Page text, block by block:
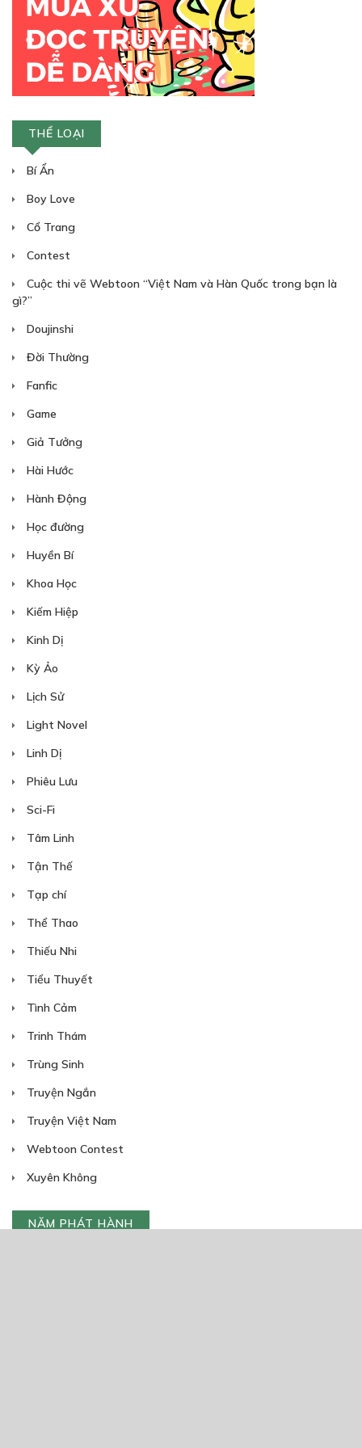
THỂ LOẠI
Bí Ẩn
Boy Love
Cổ Trang
Contest
Cuộc thi vẽ Webtoon “Việt Nam và Hàn Quốc trong bạn là
gì?”
Doujinshi
Đời Thường
Fanfic
Game
Giả Tưởng
Hài Hước
Hành Động
Học đường
Huyền Bí
Khoa Học
Kiếm Hiệp
Kinh Dị
Kỳ Ảo
Lịch Sử
Light Novel
Linh Dị
Phiêu Lưu
Sci-Fi
Tâm Linh
Tận Thế
Tạp chí
Thể Thao
Thiếu Nhi
Tiểu Thuyết
Tình Cảm
Trinh Thám
Trùng Sinh
Truyện Ngắn
Truyện Việt Nam
Webtoon Contest
Xuyên Không
NĂM PHÁT HÀNH